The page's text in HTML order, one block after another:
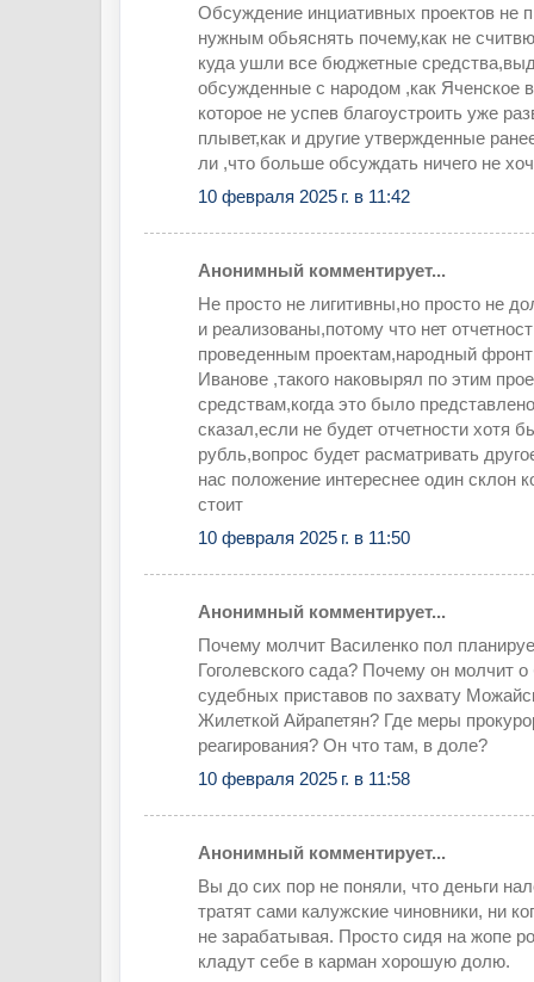
Обсуждение инциативных проектов не
нужным обьяснять почему,как не
куда ушли все бюджетные
обсужденные с народом ,как Яченское
которое не успев благоустроить уже
плывет,как и другие утвержденные
ли ,что больше обсуждать ничего не
10 февраля 2025 г. в 11:42
Анонимный комментирует...
Не просто не лигитивны,но просто не
и реализованы,потому что нет
проведенным проектам,народный
Иванове ,такого наковырял по этим
средствам,когда это было
сказал,если не будет отчетности хотя
рубль,вопрос будет расматривать
нас положение интереснее один склон
стоит
10 февраля 2025 г. в 11:50
Анонимный комментирует...
Почему молчит Василенко пол
Гоголевского сада? Почему он молчит о
судебных приставов по захвату
Жилеткой Айрапетян? Где меры
реагирования? Он что там, в доле?
10 февраля 2025 г. в 11:58
Анонимный комментирует...
Вы до сих пор не поняли, что деньги
тратят сами калужские чиновники, ни
не зарабатывая. Просто сидя на жопе
кладут себе в карман хорошую долю.